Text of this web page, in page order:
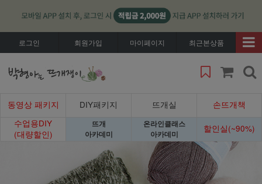
로그인 회원가입 마이페이지 최근본상품
동영상 패키지 DIY패키지 뜨개실
손뜨개책
수업용DIY
(대량할인)
뜨개
아카데미
온라인클래스
아카데미
할인실(~90%)